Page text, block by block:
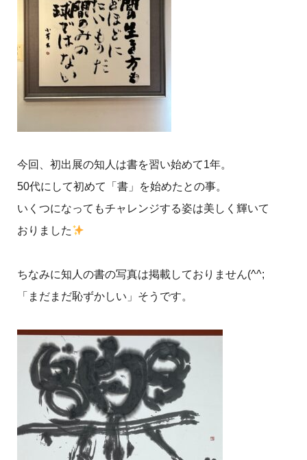
今回、初出展の知人は書を習い始めて1年。
50代にして初めて「書」を始めたとの事。
いくつになってもチャレンジする姿は美しく輝いて
おりました
ちなみに知人の書の写真は掲載しておりません(^^;
「まだまだ恥ずかしい」そうです。